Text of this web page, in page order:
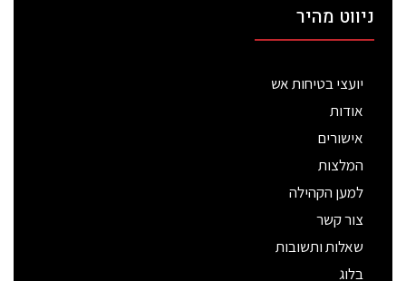
ניווט מהיר
יועצי בטיחות אש
אודות
אישורים
המלצות
למען הקהילה
צור קשר
שאלות ותשובות
בלוג